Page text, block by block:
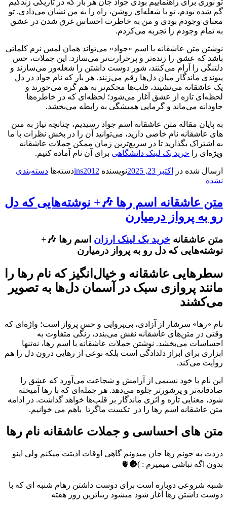
تو نوری برای راهنماییم بودی جواد جان هر بار که در تاریکی زندگیم
گم شده بودم، تو با شعله‌ای روشن، راه را به من نشان می‌دادی. تو
معنای وجودم بودی و من به خاطرت احساس غرق شدن در عشق
به تمام وجودم را تجربه می‌کردم.
نوشتن متن عاشقانه با اسم «جواد» می‌تواند همان لمس نرم کلماتی
باشد که عشق را زنده‌تر و پرحرارت‌تر می‌سازد. این جملات، حس
دلتنگی را آرام می‌کنند، شور دوست داشتن را شعله‌ور می‌سازند و
پیوندی ماندگار میان دل‌ها رقم می‌زنند. هر بار که نام جواد در دل
یک عاشقانه می‌نشیند، قلب‌ها محکم‌تر به هم گره می‌خورند و
لحظه‌ای تازه از عشق آغاز می‌شود؛ لحظه‌ای که در خاطره‌ها
جاودانه می‌ماند و گرمایی همیشگی به رابطه می‌بخشد.
به پایان مقاله متن عاشقانه اسم جواد رسیدیم، چنانچه نیاز به متن
های عاشقانه نام خاصی دارید، می‌توانید آن را در بخش نظرات با ما
به اشتراک بگذارید تا در سریع‌ترین زمان ممکن جملات عاشقانه
ویژه‌ای را خرید بک لینک دانشگاهی برای آن نام آماده کنیم.
ارسال شده در اکتبر 23, 2025 نویسنده ins2012دسته‌ها دسته‌بندی
نشده
متن عاشقانه اسم رها 🎶+ نوشته‌هایی که دل
رو به پرواز درمیارن
متن عاشقانه خرید بک لینک ارزان اسم رها 🎶+
نوشته‌هایی که دل رو به پرواز درمیارن
سطرهایی عاشقانه و خیال‌انگیز که نام رها را
مانند پروازی سبک در آسمان دل‌ها به تصویر
می‌کشند
نام «رها» سرشار از آزادی، بی‌پروایی و حس پرواز است؛ واژه‌ای که
وقتی در متن‌های عاشقانه نقش می‌بندد، رنگی متفاوت به
احساسات می‌بخشد. نوشتن جملات عاشقانه با اسم رها، نه‌تنها
ابزاری برای ابراز دلدادگی است بلکه نوعی از رهایی درون دل را هم
روایت می‌کند.
این نام با خود نسیمی از آرامش و شجاعت می‌آورد که عشق را
صادقانه‌تر و پرشورتر جلوه می‌دهد. هر جمله‌ای که با رها آمیخته
شود، معنایی تازه و اثری ماندگار بر قلب‌ها خواهد گذاشت. در ادامه
متن عاشقانه اسم رها را در تکست ماگرتا باهم می خوانیم.
متن های احساسی و جملات عاشقانه نام رها
دردت به جونم رها جان میدونم گاهی اوقات اذیتت میکنم ولی اینو
بدون اگه نباشی میمیرم : )🌚🫀
شنبه شروعی دوباره است برای دوست داشتن رها‌م شنبه ای که با
دوست داشتن رها آغاز شود میشود زیباترین روز هفته